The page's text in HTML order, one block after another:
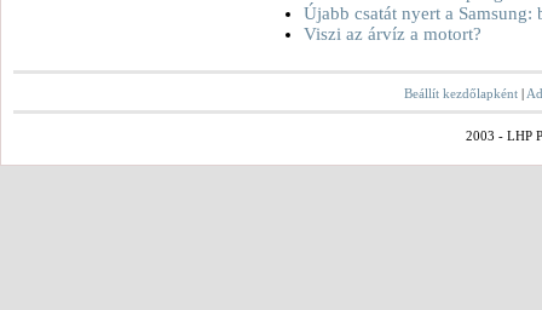
Újabb csatát nyert a
Viszi az árvíz a motort?
Beállít kezdőlapként |
2003 - LHP